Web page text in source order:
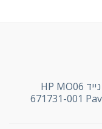
סוללה מקורית 6 תאים למחשב נייד HP MO06
671731-001